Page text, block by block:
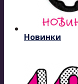
Новинки